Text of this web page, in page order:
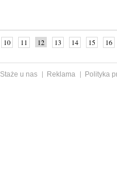
10 11 12 13 14 15 16
Staże u nas Reklama
Polityka